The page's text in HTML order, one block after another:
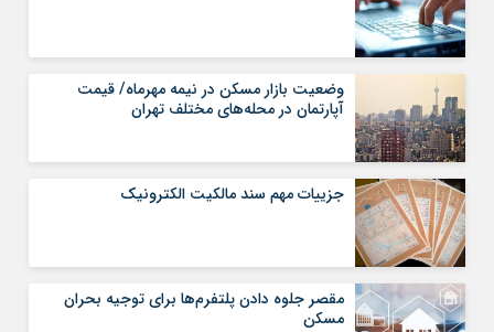
وضعیت بازار مسکن در نیمه مهرماه/ قیمت
آپارتمان در محله‌های مختلف تهران
جزییات مهم سند مالکیت الکترونیک
مقصر جلوه دادن پلتفرم‌ها برای توجیه بحران
مسکن